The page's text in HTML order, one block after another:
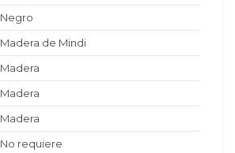
Negro
Madera de Mindi
Madera
Madera
Madera
No requiere